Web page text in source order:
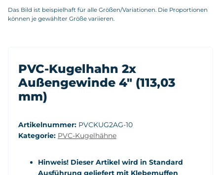
Das Bild ist beispielhaft für alle Größen/Variationen. Die Proportionen
können je gewählter Größe variieren.
PVC-Kugelhahn 2x
Außengewinde 4" (113,03
mm)
Artikelnummer: PVCKUG2AG-10
Kategorie: PVC-Kugelhähne
Hinweis! Dieser Artikel wird in Standard
Ausführung geliefert mit Klebemuffen